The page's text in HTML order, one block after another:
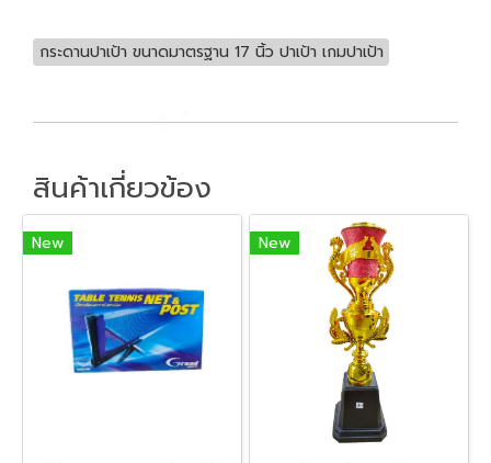
กระดานปาเป้า ขนาดมาตรฐาน 17 นิ้ว ปาเป้า เกมปาเป้า
สินค้าเกี่ยวข้อง
New New